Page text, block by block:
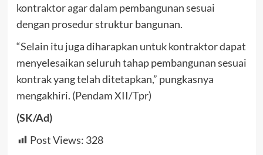
kontraktor agar dalam pembangunan sesuai
dengan prosedur struktur bangunan.
“Selain itu juga diharapkan untuk kontraktor dapat
menyelesaikan seluruh tahap pembangunan sesuai
kontrak yang telah ditetapkan,” pungkasnya
mengakhiri. (Pendam XII/Tpr)
(SK/Ad)
Post Views: 328